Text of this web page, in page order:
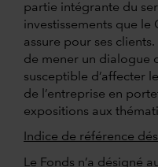
partie intégrante du
investissements que le
assure pour ses
de mener un dialogue
susceptible d’affecter
de l’entreprise en
expositions aux
Indice de référence
Le Fonds n’a désigné